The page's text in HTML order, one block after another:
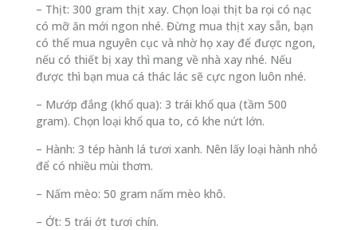
– Thịt: 300 gram thịt xay. Chọn loại thịt ba rọi có nạc
có mỡ ăn mới ngon nhé. Đừng mua thịt xay sẵn, bạn
có thể mua nguyên cục và nhờ họ xay để được ngon,
nếu có thiết bị xay thì mang về nhà xay nhé. Nếu
được thì bạn mua cá thác lác sẽ cực ngon luôn nhé.
– Mướp đắng (khổ qua): 3 trái khổ qua (tầm 500
gram). Chọn loại khổ qua to, có khe nứt lớn.
– Hành: 3 tép hành lá tươi xanh. Nên lấy loại hành nhỏ
để có nhiều mùi thơm.
– Nấm mèo: 50 gram nấm mèo khô.
– Ớt: 5 trái ớt tươi chín.